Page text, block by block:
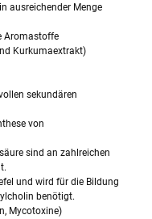
ausreichender Menge
Aromastoffe
Kurkumaextrakt)
sekundären
von
sind an zahlreichen
und wird für die Bildung
benötigt.
Mycotoxine)